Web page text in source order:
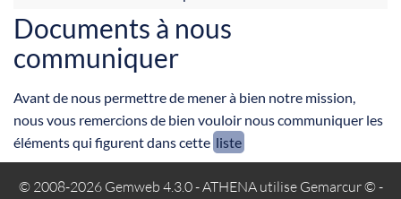
Documents à nous
communiquer
Avant de nous permettre de mener à bien notre mission,
nous vous remercions de bien vouloir nous communiquer les
éléments qui figurent dans cette liste
© 2008-2026 Gemweb 4.3.0- ATHENA utilise Gemarcur ©-